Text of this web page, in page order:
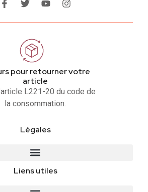
pour retourner votre
article
L221-20 du code de
la consommation.
Légales
Liens utiles